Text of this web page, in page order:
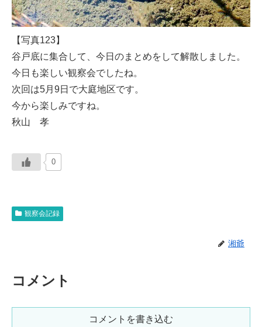
【写真123】
谷戸底に集合して、今日のまとめをして解散しました。
今日も楽しい観察会でしたね。
次回は5月9日で大庭地区です。
今から楽しみですね。
秋山 孝
0
観察会記録
湘爺
コメント
コメントを書き込む